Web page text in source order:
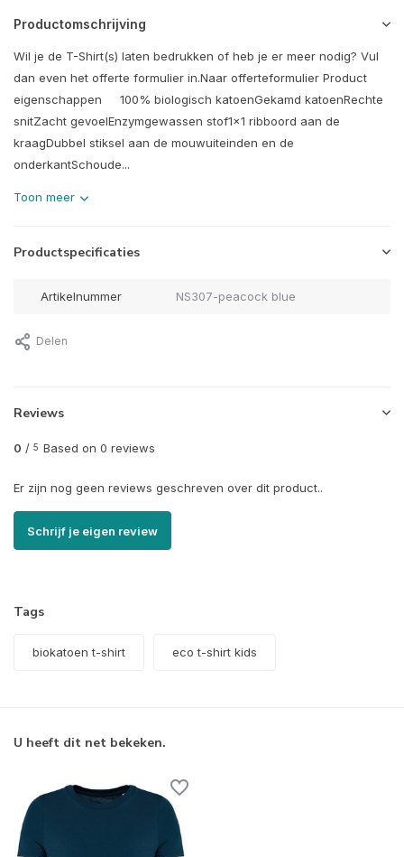
Productomschrijving
Wil je de T-Shirt(s) laten bedrukken of heb je er meer nodig? Vul
dan even het offerte formulier in.Naar offerteformulier Product
eigenschappen 100% biologisch katoenGekamd katoenRechte
snitZacht gevoelEnzymgewassen stof1x1 ribboord aan de
kraagDubbel stiksel aan de mouwuiteinden en de
onderkantSchoude...
Toon meer
Productspecificaties
Artikelnummer NS307-peacock blue
Delen
Reviews
0 / 5 Based on 0 reviews
Er zijn nog geen reviews geschreven over dit product..
Schrijf je eigen review
Tags
biokatoen t-shirt eco t-shirt kids
U heeft dit net bekeken.